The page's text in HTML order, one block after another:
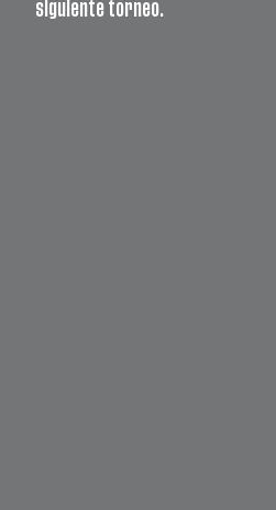
siguiente torneo.